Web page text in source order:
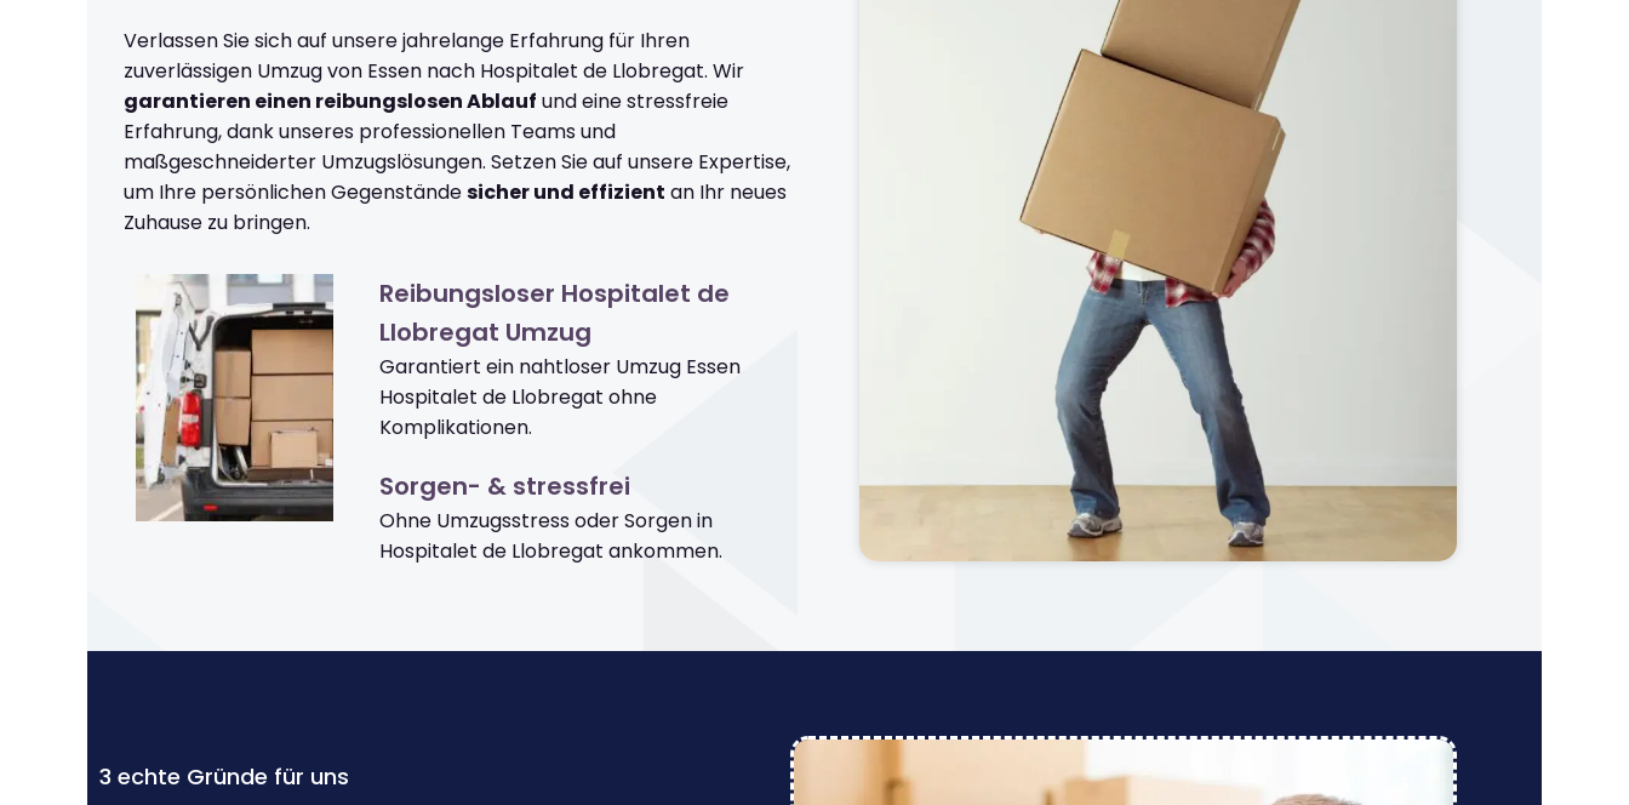
Verlassen Sie sich auf unsere jahrelange Erfahrung für Ihren
zuverlässigen Umzug von Essen nach Hospitalet de Llobregat. Wir
garantieren einen reibungslosen Ablauf und eine stressfreie
Erfahrung, dank unseres professionellen Teams und
maßgeschneiderter Umzugslösungen. Setzen Sie auf unsere Expertise,
um Ihre persönlichen Gegenständesicher und effizient an Ihr neues
Zuhause zu bringen.
Reibungsloser Hospitalet de
Llobregat Umzug
Garantiert ein nahtloser Umzug Essen
Hospitalet de Llobregat ohne
Komplikationen.
Sorgen- & stressfrei
Ohne Umzugsstress oder Sorgen in
Hospitalet de Llobregat ankommen.
3 echte Gründe für uns